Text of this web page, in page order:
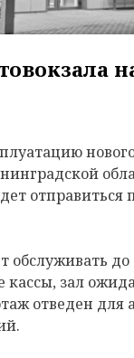
обслуживать до
зал
отведен